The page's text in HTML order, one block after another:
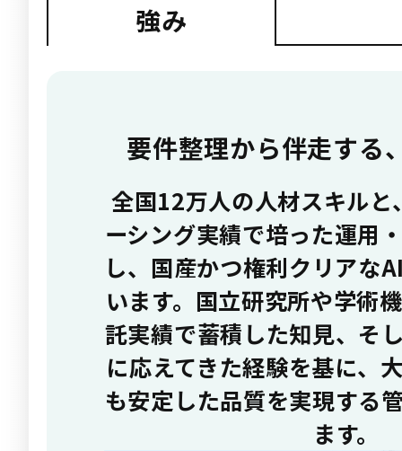
強み
要件整理から伴走する
全国12万人の人材スキル
ーシング実績で培った運用
し、国産かつ権利クリアな
います。国立研究所や学術
託実績で蓄積した知見、そ
に応えてきた経験を基に、
も安定した品質を実現する
ます。